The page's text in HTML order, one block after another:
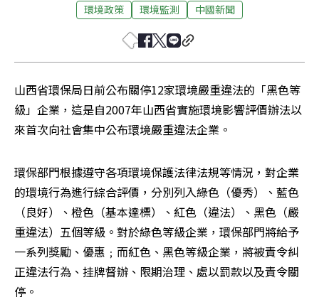
環境政策 環境監測 中國新聞
山西省環保局日前公布關停12家環境嚴重違法的「黑色等
級」企業，這是自2007年山西省實施環境影響評價辦法以
來首次向社會集中公布環境嚴重違法企業。
環保部門根據遵守各項環境保護法律法規等情況，對企業
的環境行為進行綜合評價，分別列入綠色（優秀）、藍色
（良好）、橙色（基本達標）、紅色（違法）、黑色（嚴
重違法）五個等級。對於綠色等級企業，環保部門將給予
一系列獎勵、優惠﹔而紅色、黑色等級企業，將被責令糾
正違法行為、挂牌督辦、限期治理、處以罰款以及責令關
停。